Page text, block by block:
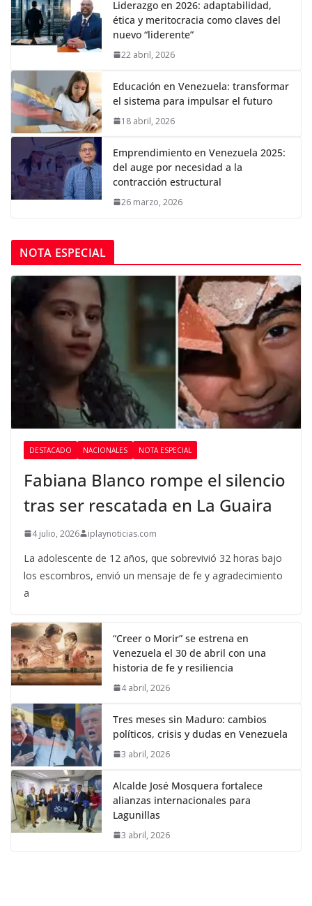
Liderazgo en 2026: adaptabilidad,
ética y meritocracia como claves del
nuevo “liderente”
22 abril, 2026
Educación en Venezuela: transformar
el sistema para impulsar el futuro
18 abril, 2026
Emprendimiento en Venezuela 2025:
del auge por necesidad a la
contracción estructural
26 marzo, 2026
NOTA ESPECIAL
DESTACADO NACIONALES NOTA ESPECIAL
Fabiana Blanco rompe el silencio
tras ser rescatada en La Guaira
4 julio, 2026 iplaynoticias.com
La adolescente de 12 años, que sobrevivió 32 horas bajo
los escombros, envió un mensaje de fe y agradecimiento
a
“Creer o Morir” se estrena en
Venezuela el 30 de abril con una
historia de fe y resiliencia
4 abril, 2026
Tres meses sin Maduro: cambios
políticos, crisis y dudas en Venezuela
3 abril, 2026
Alcalde José Mosquera fortalece
alianzas internacionales para
Lagunillas
3 abril, 2026